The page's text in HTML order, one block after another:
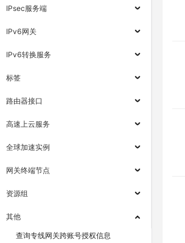
IPsec服务端
IPv6网关
IPv6转换服务
标签
路由器接口
高速上云服务
全球加速实例
网关终端节点
资源组
其他
查询专线网关跨账号授权信息